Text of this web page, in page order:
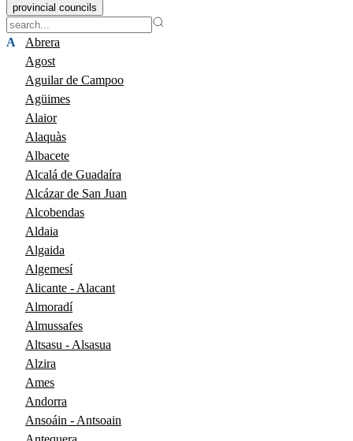
provincial councils
A
Abrera
Agost
Aguilar de Campoo
Agüimes
Alaior
Alaquàs
Albacete
Alcalá de Guadaíra
Alcázar de San Juan
Alcobendas
Aldaia
Algaida
Algemesí
Alicante - Alacant
Almoradí
Almussafes
Altsasu - Alsasua
Alzira
Ames
Andorra
Ansoáin - Antsoain